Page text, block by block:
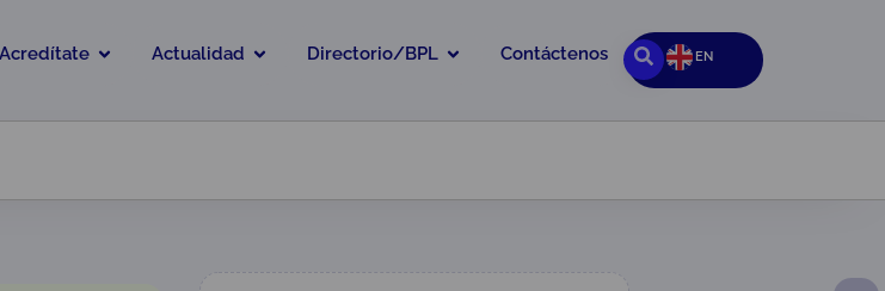
Acredítate Actualidad Directorio/BPL Contáctenos EN